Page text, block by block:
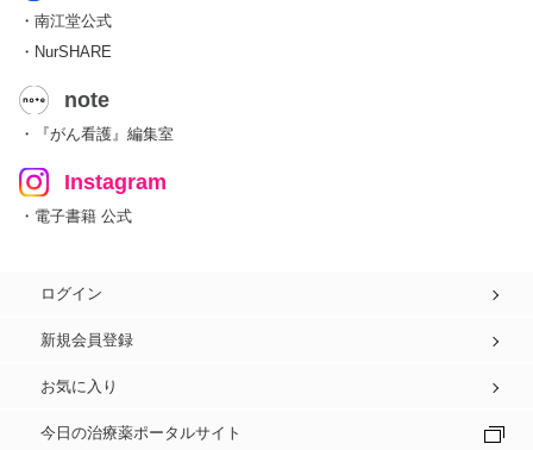
・南江堂公式
・NurSHARE
note
・『がん看護』編集室
Instagram
・電子書籍 公式
ログイン
新規会員登録
お気に入り
今日の治療薬ポータルサイト